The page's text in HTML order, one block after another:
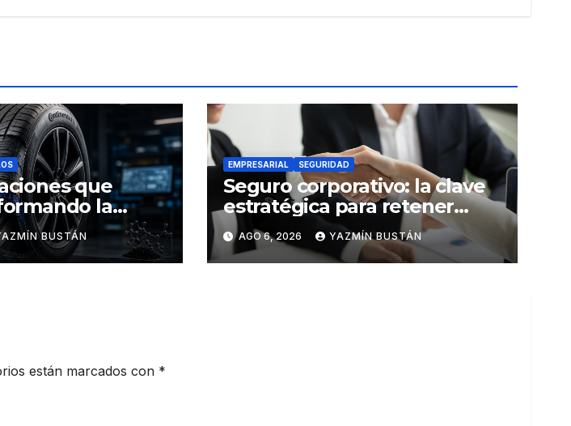
que
la
neumáticos y
de la
BUSTÁN
EMPRESARIAL SEGURIDAD
Seguro corporativo: la clave
estratégica para retener
talento en Ecuador
AGO 6, 2026 YAZMÍN BUSTÁN
están marcados con *